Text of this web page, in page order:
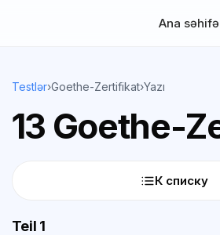
Ana səhifə
Testlər›Goethe-Zertifikat›Yazı
13 Goethe-
К списку
Teil 1